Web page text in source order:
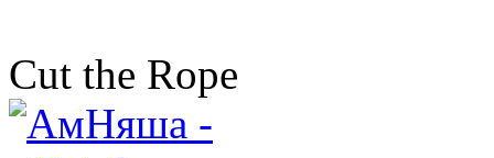
Cut the Rope